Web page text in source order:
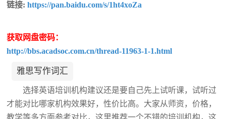
链接:https://pan.baidu.com/s/1ht4xoZa
获取网盘密码：
http://bbs.acadsoc.com.cn/thread-11963-1-1.html
雅思写作词汇
选择英语培训机构建议还是要自己先上试听课，试听过
才能对比哪家机构效果好，性价比高。大家从师资，价格，